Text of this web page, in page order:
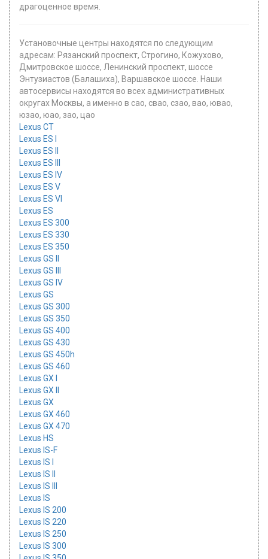
драгоценное время.
Установочные центры находятся по следующим
адресам: Рязанский проспект, Строгино, Кожухово,
Дмитровское шоссе, Ленинский проспект, шоссе
Энтузиастов (Балашиха), Варшавское шоссе. Наши
автосервисы находятся во всех административных
округах Москвы, а именно в сао, свао, сзао, вао, ювао,
юзао, юао, зао, цао
Lexus CT
Lexus ES I
Lexus ES II
Lexus ES III
Lexus ES IV
Lexus ES V
Lexus ES VI
Lexus ES
Lexus ES 300
Lexus ES 330
Lexus ES 350
Lexus GS II
Lexus GS III
Lexus GS IV
Lexus GS
Lexus GS 300
Lexus GS 350
Lexus GS 400
Lexus GS 430
Lexus GS 450h
Lexus GS 460
Lexus GX I
Lexus GX II
Lexus GX
Lexus GX 460
Lexus GX 470
Lexus HS
Lexus IS-F
Lexus IS I
Lexus IS II
Lexus IS III
Lexus IS
Lexus IS 200
Lexus IS 220
Lexus IS 250
Lexus IS 300